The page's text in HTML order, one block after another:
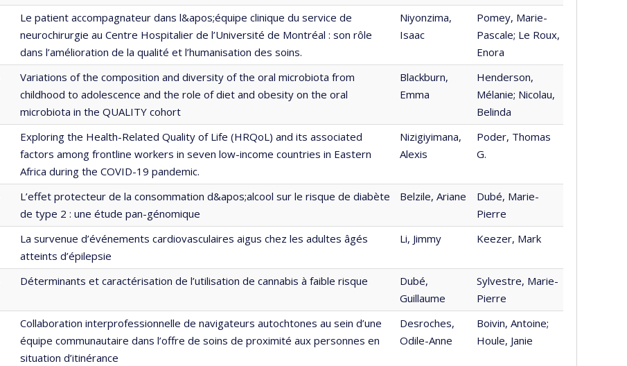
Le patient accompagnateur dans l&apos;équipe clinique du service de
neurochirurgie au Centre Hospitalier de l’Université de Montréal : son rôle
dans l’amélioration de la qualité et l’humanisation des soins.
Niyonzima,
Isaac
Pomey, Marie-
Pascale; Le Roux,
Enora
Variations of the composition and diversity of the oral microbiota from
childhood to adolescence and the role of diet and obesity on the oral
microbiota in the QUALITY cohort
Blackburn,
Emma
Henderson,
Mélanie; Nicolau,
Belinda
Exploring the Health-Related Quality of Life (HRQoL) and its associated
factors among frontline workers in seven low-income countries in Eastern
Africa during the COVID-19 pandemic.
Nizigiyimana,
Alexis
Poder, Thomas
G.
L’effet protecteur de la consommation d&apos;alcool sur le risque de diabète
de type 2 : une étude pan-génomique
Belzile, Ariane
Dubé, Marie-
Pierre
La survenue d’événements cardiovasculaires aigus chez les adultes âgés
atteints d’épilepsie
Li, Jimmy Keezer, Mark
Déterminants et caractérisation de l’utilisation de cannabis à faible risque
Dubé,
Guillaume
Sylvestre, Marie-
Pierre
Collaboration interprofessionnelle de navigateurs autochtones au sein d’une
équipe communautaire dans l’offre de soins de proximité aux personnes en
situation d’itinérance
Desroches,
Odile-Anne
Boivin, Antoine;
Houle, Janie